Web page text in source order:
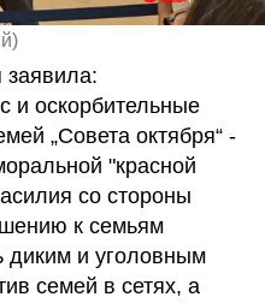
)
заявила:
и оскорбительные
„Совета октября“ -
"красной
со стороны
к семьям
диким и уголовным
семей в сетях, а